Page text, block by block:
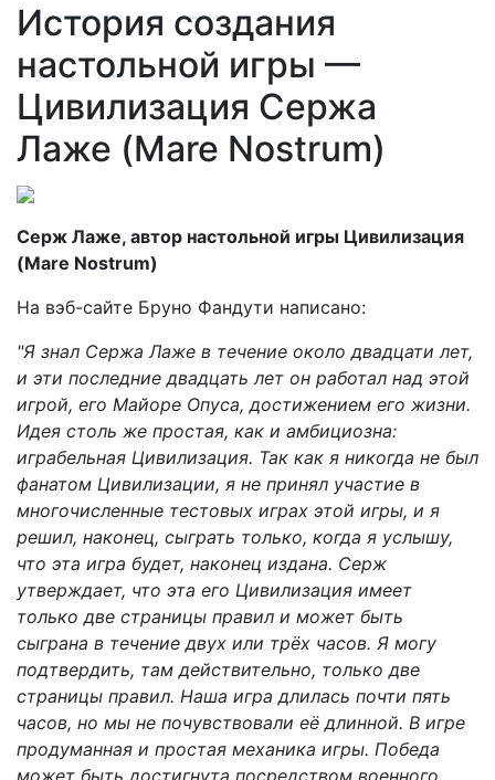
История создания
настольной игры —
Цивилизация Сержа
Лаже (Mare Nostrum)
Серж Лаже, автор настольной игры Цивилизация
(Mare Nostrum)
На вэб-сайте Бруно Фандути написано:
"Я знал Сержа Лаже в течение около двадцати лет,
и эти последние двадцать лет он работал над этой
игрой, его Майоре Опуса, достижением его жизни.
Идея столь же простая, как и амбициозна:
играбельная Цивилизация. Так как я никогда не был
фанатом Цивилизации, я не принял участие в
многочисленные тестовых играх этой игры, и я
решил, наконец, сыграть только, когда я услышу,
что эта игра будет, наконец издана. Серж
утверждает, что эта его Цивилизация имеет
только две страницы правил и может быть
сыграна в течение двух или трёх часов. Я могу
подтвердить, там действительно, только две
страницы правил. Наша игра длилась почти пять
часов, но мы не почувствовали её длинной. В игре
продуманная и простая механика игры. Победа